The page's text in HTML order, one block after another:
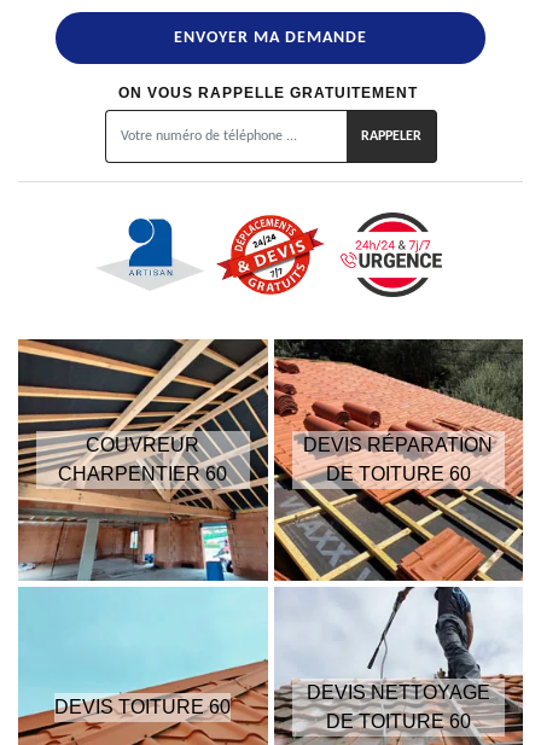
ON VOUS RAPPELLE GRATUITEMENT
COUVREUR
CHARPENTIER 60
DEVIS RÉPARATION
DE TOITURE 60
DEVIS TOITURE 60
DEVIS NETTOYAGE
DE TOITURE 60